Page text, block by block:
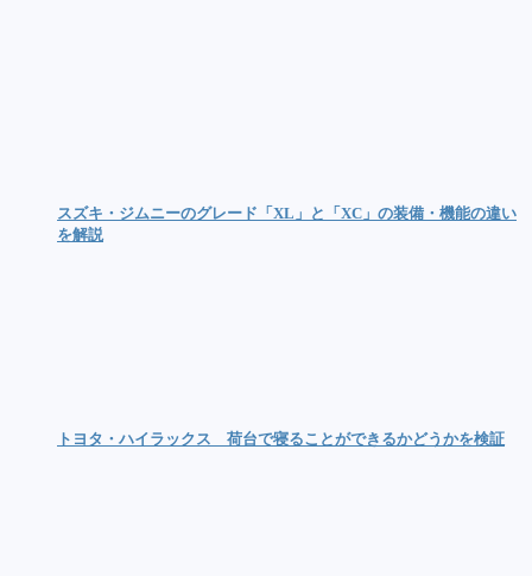
スズキ・ジムニーのグレード「XL」と「XC」の装備・機能の違い
を解説
トヨタ・ハイラックス 荷台で寝ることができるかどうかを検証